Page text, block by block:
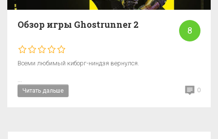
8
Обзор игры Ghostrunner 2
Всеми любимый киборг-ниндзя вернулся.
Читать дальше 0